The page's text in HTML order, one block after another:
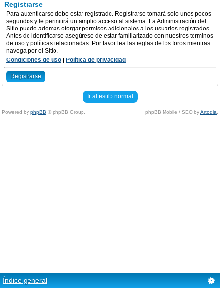
Registrarse
Para autenticarse debe estar registrado. Registrarse tomará solo unos pocos
segundos y le permitirá un amplio acceso al sistema. La Administración del
Sitio puede además otorgar permisos adicionales a los usuarios registrados.
Antes de identificarse asegúrese de estar familiarizado con nuestros términos
de uso y políticas relacionadas. Por favor lea las reglas de los foros mientras
navega por el Sitio.
Condiciones de uso
Política de privacidad
Registrarse
Ir al estilo normal
Powered by phpBB © phpBB Group. phpBB Mobile / SEO byArtodia
Índice general